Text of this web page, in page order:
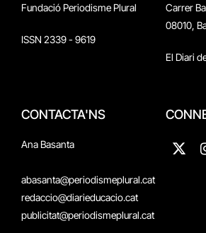
Fundació Periodisme Plural
ISSN 2339 - 9619
Carrer
08010,
El Diari
CONTACTA'NS
Ana Basanta
abasanta@periodismeplural.cat
redaccio@diarieducacio.cat
publicitat@periodismeplural.cat
X